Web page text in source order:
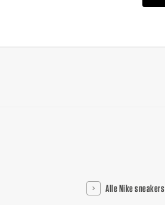
Alle Nike sneakers